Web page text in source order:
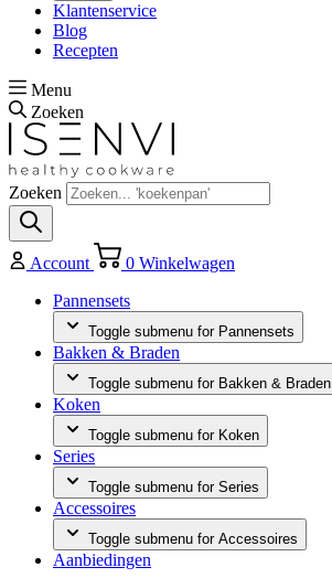
Klantenservice
Blog
Recepten
Menu
Zoeken
Zoeken
Account 0 Winkelwagen
Pannensets
Toggle submenu for Pannensets
Bakken & Braden
Toggle submenu for Bakken & Braden
Koken
Toggle submenu for Koken
Series
Toggle submenu for Series
Accessoires
Toggle submenu for Accessoires
Aanbiedingen